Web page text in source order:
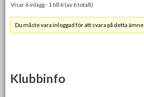
Visar 6 inlägg - 1 till 6 (av 6 totalt)
Du måste vara inloggad för att svara på detta ämne.
Klubbinfo